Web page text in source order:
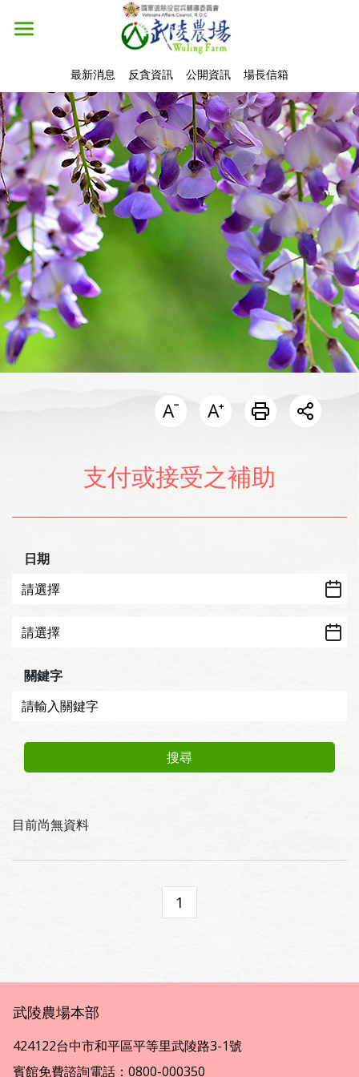
最新消息 反貪資訊 公開資訊 場長信箱
開啟
支付或接受之補助
日期
關鍵字
搜尋
目前尚無資料
1
武陵農場本部
424122台中市和平區平等里武陵路3-1號
賓館免費諮詢電話：0800-000350